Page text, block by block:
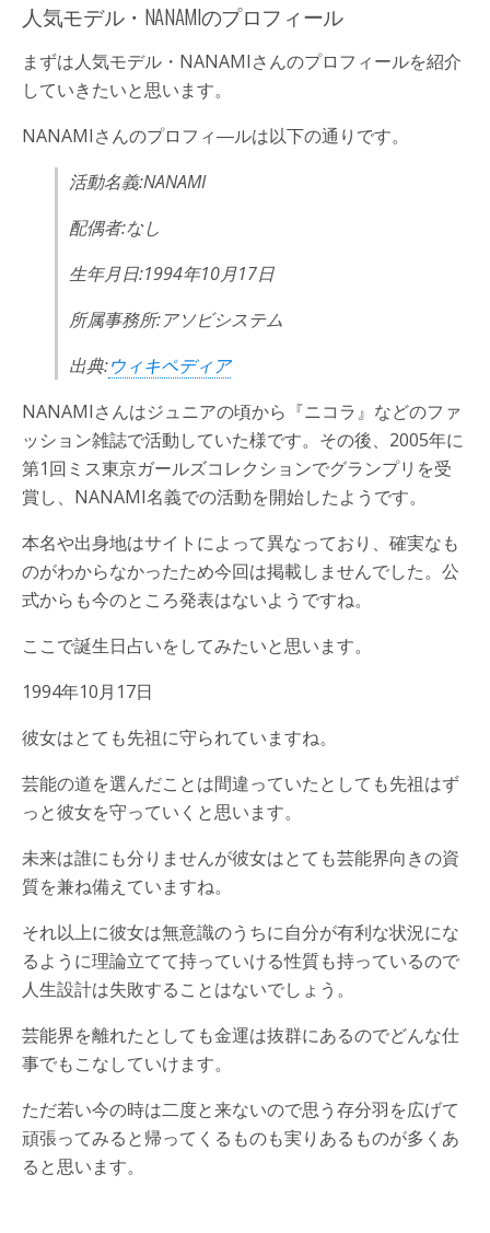
人気モデル・NANAMIのプロフィール
まずは人気モデル・NANAMIさんのプロフィールを紹介
していきたいと思います。
NANAMIさんのプロフィ―ルは以下の通りです。
活動名義:NANAMI
配偶者:なし
生年月日:1994年10月17日
所属事務所:アソビシステム
出典:ウィキペディア
NANAMIさんはジュニアの頃から『ニコラ』などのファ
ッション雑誌で活動していた様です。その後、2005年に
第1回ミス東京ガールズコレクションでグランプリを受
賞し、NANAMI名義での活動を開始したようです。
本名や出身地はサイトによって異なっており、確実なも
のがわからなかったため今回は掲載しませんでした。公
式からも今のところ発表はないようですね。
ここで誕生日占いをしてみたいと思います。
1994年10月17日
彼女はとても先祖に守られていますね。
芸能の道を選んだことは間違っていたとしても先祖はず
っと彼女を守っていくと思います。
未来は誰にも分りませんが彼女はとても芸能界向きの資
質を兼ね備えていますね。
それ以上に彼女は無意識のうちに自分が有利な状況にな
るように理論立てて持っていける性質も持っているので
人生設計は失敗することはないでしょう。
芸能界を離れたとしても金運は抜群にあるのでどんな仕
事でもこなしていけます。
ただ若い今の時は二度と来ないので思う存分羽を広げて
頑張ってみると帰ってくるものも実りあるものが多くあ
ると思います。